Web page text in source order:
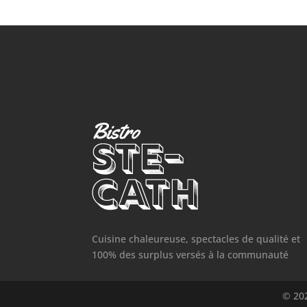
Cuisine chaleureuse, spectacles de qualité et
100% des surplus versés à la communauté
©